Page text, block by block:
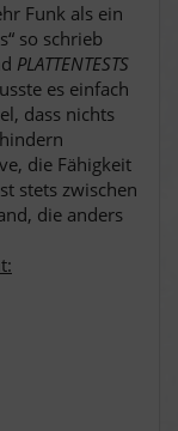
Funk als ein
so schrieb
PLATTENTESTS
es einfach
dass nichts
die Fähigkeit
stets zwischen
die anders